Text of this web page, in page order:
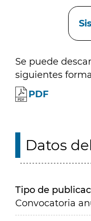
Se puede
siguientes
PDF
Datos
Tipo de
Convocatoria